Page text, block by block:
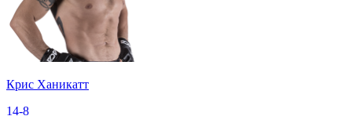
Крис Ханикатт
14-8